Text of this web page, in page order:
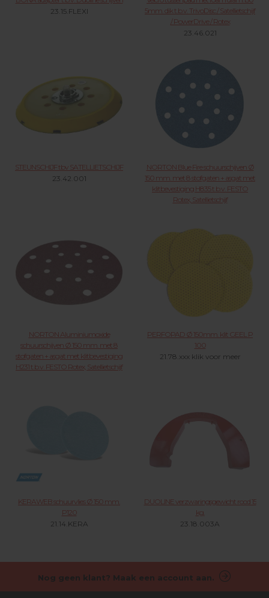
23.15.FLEXI
5mm. dik t.b.v. TrivoDisc / Satellietschijf
/ PowerDrive / Rotex
23.46.021
STEUNSCHIJF tbv SATELLIETSCHIJF
23.42.001
NORTON Blue Fire schuurschijven Ø
150 mm. met 8 stofgaten + asgat met
klitbevestiging H835 t.b.v. FESTO
Rotex, Satellietschijf
NORTON Aluminiumoxide
schuurschijven Ø 150 mm. met 8
stofgaten + asgat met klitbevestiging
H231 t.b.v. FESTO Rotex, Satellietschijf
PERFOPAD Ø 150mm. klit GEEL P
100
21.78.xxx klik voor meer
KERAWEB schuurvlies Ø 150 mm.
P120
21.14.KERA
DUOLINE verzwaringsgewicht rood 15
kg.
23.18.003A
Nog geen klant? Maak een account aan.